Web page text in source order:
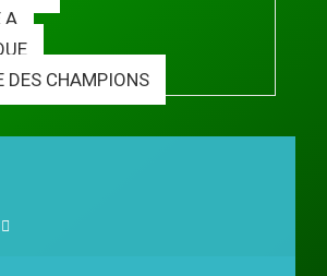
A
DES CHAMPIONS